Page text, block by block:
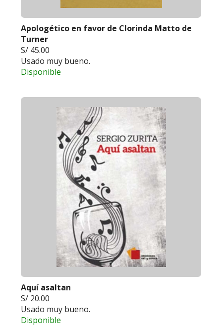
Apologético en favor de Clorinda Matto de
Turner
S/ 45.00
Usado muy bueno.
Disponible
Aquí asaltan
S/ 20.00
Usado muy bueno.
Disponible